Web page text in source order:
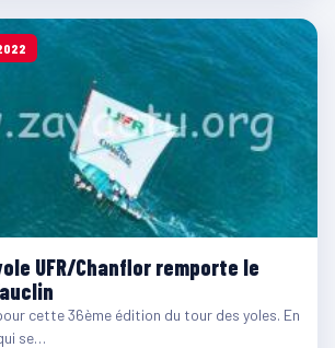
UFR/Chanflor remporte le
cette 36ème édition du tour des yoles. En
se…